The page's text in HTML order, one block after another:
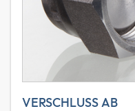
VERSCHLUSS AB